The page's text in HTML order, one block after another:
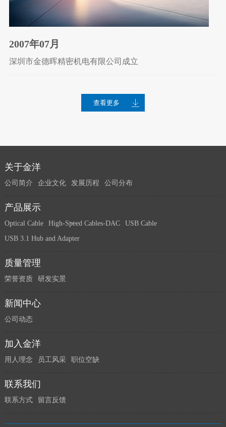
2007年07月
深圳市金德晖精密机电有限公司成立
查看更多
关于金洋
公司简介 企业文化 发展历程 公司分布
产品展示
Optical Cable High-Speed Cables-DAC
USB Cable
USB 3.1 Hub and Adapter
质量管理
荣誉资质 研发实景
新闻中心
公司动态
加入金洋
用人理念 员工风采 职位空缺
联系我们
联系方式 留言反馈